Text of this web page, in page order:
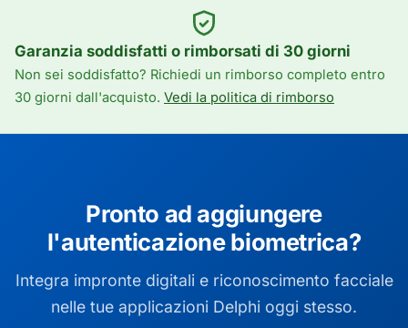
Garanzia soddisfatti o rimborsati di 30 giorni
Non sei soddisfatto? Richiedi un rimborso completo entro
30 giorni dall'acquisto. Vedi la politica di rimborso
Pronto ad aggiungere
l'autenticazione biometrica?
Integra impronte digitali e riconoscimento facciale
nelle tue applicazioni Delphi oggi stesso.